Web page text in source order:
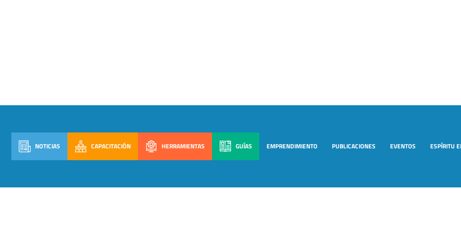
NOTICIAS CAPACITACIÓN HERRAMIENTAS GUÍAS EMPRENDIMIENTO PUBLICACIONES EVENTOS ESPÍRITU